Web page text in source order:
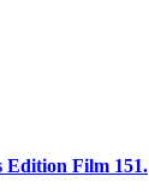
Edition Film 151.